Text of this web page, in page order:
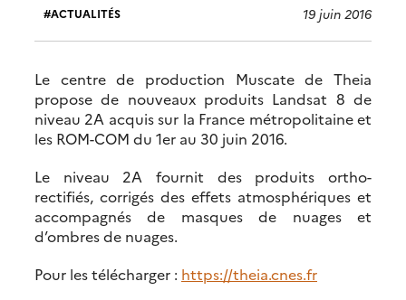
ACTUALITÉS 19 juin 2016
Le centre de production Muscate de Theia
propose de nouveaux produits Landsat 8 de
niveau 2A acquis sur la France métropolitaine et
les ROM-COM du 1er au 30 juin 2016.
Le niveau 2A fournit des produits ortho-
rectifiés, corrigés des effets atmosphériques et
accompagnés de masques de nuages et
d’ombres de nuages.
Pour les télécharger : https://theia.cnes.fr